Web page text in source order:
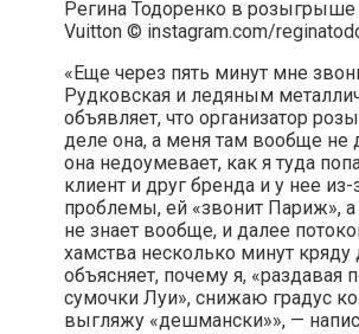
Регина Тодоренко в
Vuitton © instagram.com/
«Еще через пять минут мне
Рудковская и ледяным
объявляет, что организатор
деле она, а меня там вообще не
она недоумевает, как я туда
клиент и друг бренда и у нее
проблемы, ей «звонит Париж»,
не знает вообще, и далее
хамства несколько минут кряду
объясняет, почему я, «раздавая
сумочки Луи», снижаю градус
выгляжу «дешмански»», —